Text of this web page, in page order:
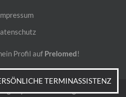
TERMINASSISTENZ
Profil auf Prelomed!
byMedimarketing